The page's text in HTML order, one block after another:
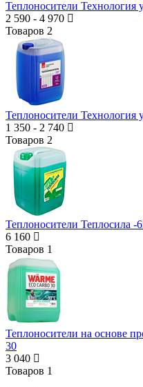
Теплоносители
2 590 - 4 970
Товаров 2
Теплоносители Технология
1 350 - 2 740
Товаров 2
Теплоносители Теплосила
6 160
Товаров 1
Теплоносители на основе
30
3 040
Товаров 1